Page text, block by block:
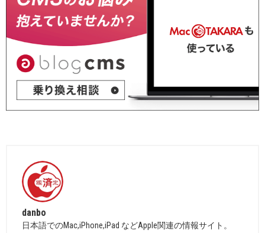
danbo
日本語でのMac,iPhone,iPad などApple関連の情報サイト。